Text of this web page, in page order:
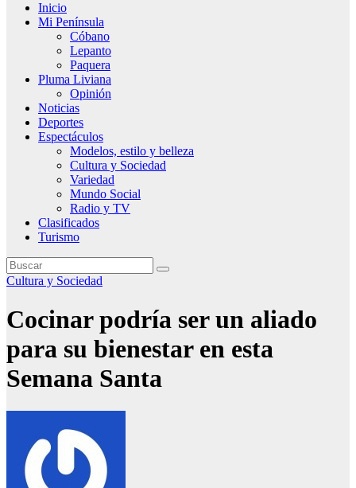
Inicio
Mi Península
Cóbano
Lepanto
Paquera
Pluma Liviana
Opinión
Noticias
Deportes
Espectáculos
Modelos, estilo y belleza
Cultura y Sociedad
Variedad
Mundo Social
Radio y TV
Clasificados
Turismo
Cultura y Sociedad
Cocinar podría ser un aliado
para su bienestar en esta
Semana Santa